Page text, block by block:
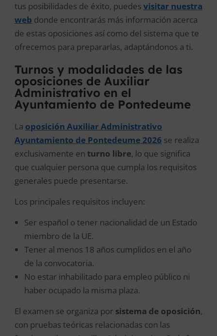
tus posibilidades de éxito, puedes visitar nuestra
web donde encontrarás más información acerca
de estas oposiciones así como del sistema que te
ofrecemos para prepararlas, adaptándonos a ti.
Turnos y modalidades de las
oposiciones de Auxiliar
Administrativo en el
Ayuntamiento de Pontedeume
La oposición Auxiliar Administrativo
Ayuntamiento de Pontedeume 2026 se realiza
exclusivamente en turno libre, lo que significa
que cualquier persona que cumpla los requisitos
generales puede presentarse.
Los principales requisitos incluyen:
Ser español o tener nacionalidad de un Estado
miembro de la UE.
Tener al menos 18 años cumplidos en el año
de la convocatoria.
No estar inhabilitado para empleo público ni
haber ocupado la misma plaza.
El examen se organiza por sistema de oposición,
con pruebas teóricas relacionadas con las